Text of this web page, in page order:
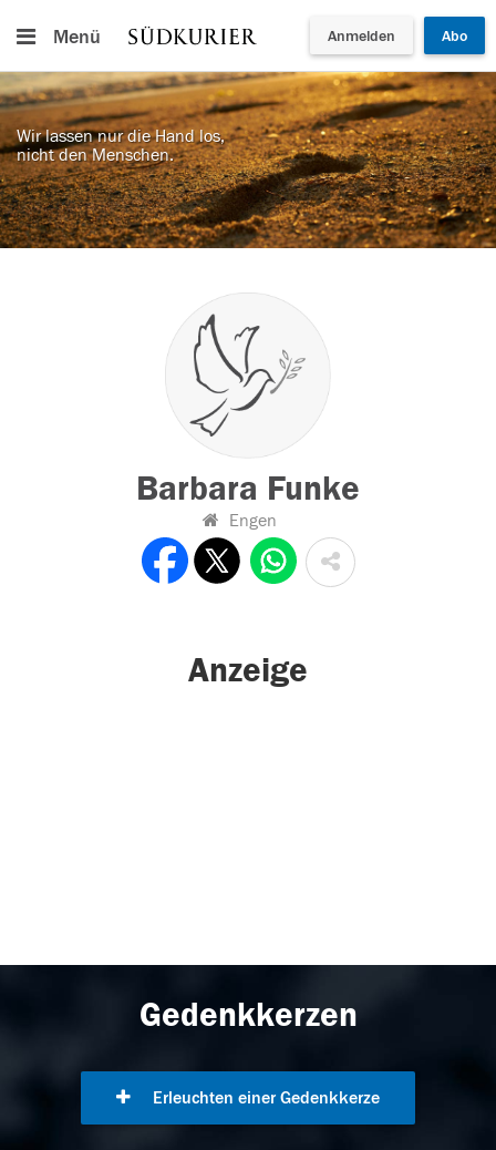
Menü Anmelden Abo
Wir lassen nur die Hand los,
nicht den Menschen.
Barbara Funke
Engen
Anzeige
Gedenkkerzen
Erleuchten einer Gedenkkerze